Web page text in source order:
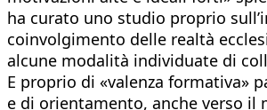
ha curato uno studio proprio
coinvolgimento delle realtà
alcune modalità individuate di
E proprio di «valenza formativa»
e di orientamento, anche verso il